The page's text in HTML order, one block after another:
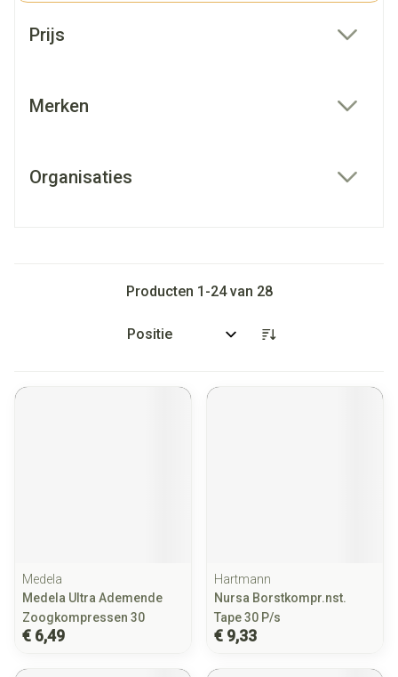
Prijs
Merken
Organisaties
Producten 1 -24van 28
Sorteer op:
Medela
Medela Ultra Ademende
Zoogkompressen 30
€ 6,49
Hartmann
Nursa Borstkompr.nst.
Tape 30 P/s
€ 9,33